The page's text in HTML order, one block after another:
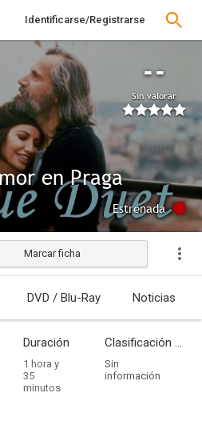
Identificarse/Registrarse
--
Sin valorar
en Praga
Estrenada
Marcar ficha
DVD / Blu-Ray Noticias
Duración
1 hora y
35
minutos
Clasificación por edades
Sin
información